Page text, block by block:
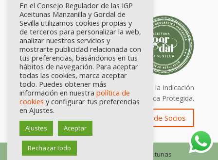
Calidad certificada por Origen. Sellos de la Indicación
Geográfica Protegida.
Zona de Socios
© Consejo Regulador de las IGP Aceitunas
En el Consejo Regulador de las IGP
Aceitunas Manzanilla y Gordal de
Sevilla utilizamos cookies propias y
de terceros para personalizar la web,
analizar nuestros servicios y
mostrarte publicidad relacionada con
tus preferencias, basándonos en tus
hábitos de navegación. Para aceptar
todas las cookies, marca aceptar
todo. Puedes obtener más
información en nuestra política de
cookies y configurar tus preferencias
en Ajustes.
Ajustes Aceptar
Rechazar todo